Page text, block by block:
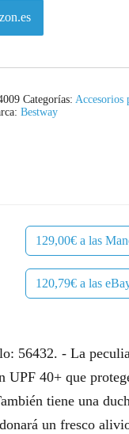
€
.
Categorías: Accesorios
Bestway
129,00€ a las
120,79€ a las
56432. - La
40+ que
tiene una
un fresco